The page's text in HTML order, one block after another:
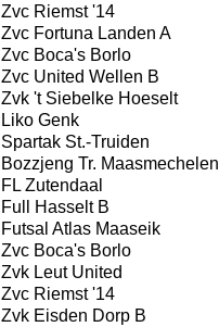
Zvc Riemst '14
Zvc Fortuna Landen A
Zvc Boca's Borlo
Zvc United Wellen B
Zvk 't Siebelke Hoeselt
Liko Genk
Spartak St.-Truiden
Bozzjeng Tr. Maasmechelen
FL Zutendaal
Full Hasselt B
Futsal Atlas Maaseik
Zvc Boca's Borlo
Zvk Leut United
Zvc Riemst '14
Zvk Eisden Dorp B